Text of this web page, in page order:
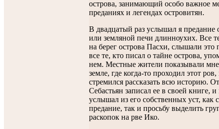
острова, занимающий особо важное
преданиях и легендах островитян.
В двадцатый раз услышал я предание
или земляной печи длинноухих. Все
на берег острова Пасхи, слышали это
все те, кто писал о тайне острова,
нем. Местные жители показывали
земле, где когда-то проходил этот
стремился рассказать всю историю.
Себастьян записал ее в своей книге, и
услышал из его собственных уст, как
предание, так и просьбу выделить
раскопок на рве Ико.